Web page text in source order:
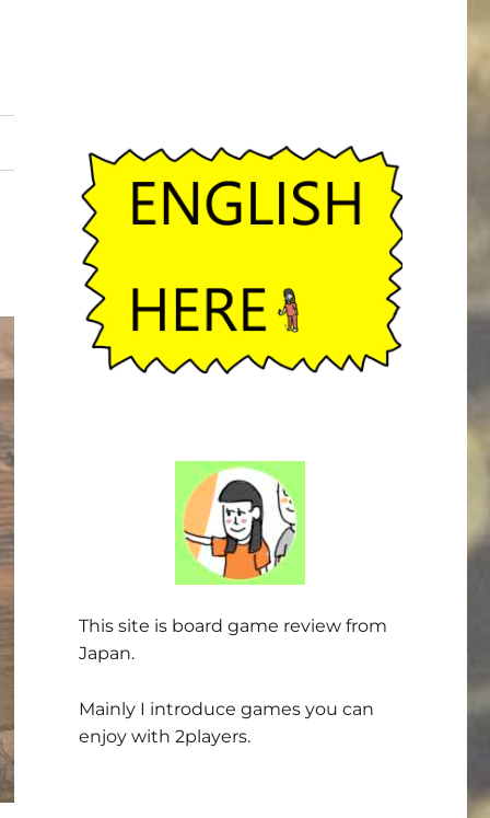
This site is board game review from
Japan.
Mainly I introduce games you can
enjoy with 2players.